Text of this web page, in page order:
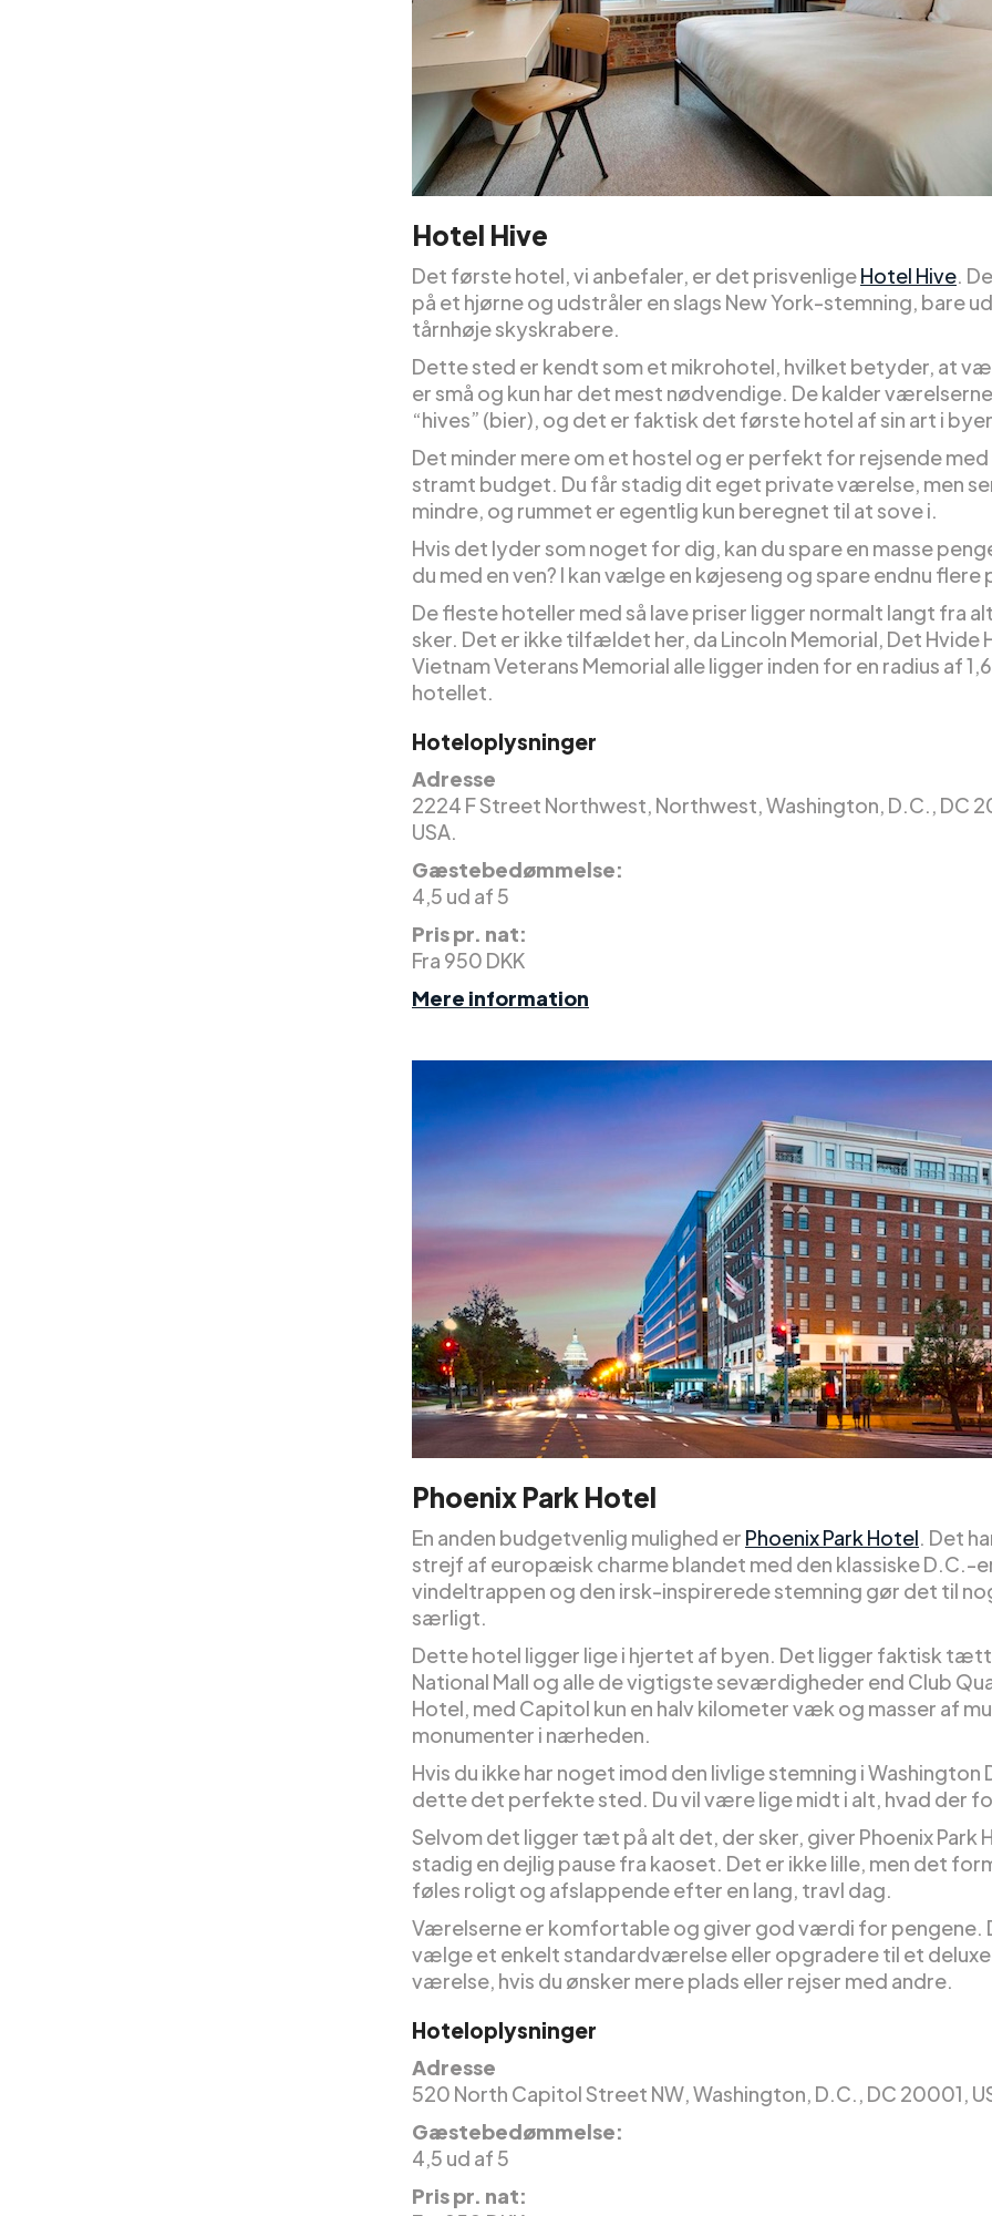
Hotel Hive
Det første hotel, vi anbefaler, er det prisvenligeHotel Hive.
på et hjørne og udstråler en slags New York-stemning, bare
tårnhøje skyskrabere.
Dette sted er kendt som et mikrohotel, hvilket betyder, at
er små og kun har det mest nødvendige. De kalder
“hives” (bier), og det er faktisk det første hotel af sin art i
Det minder mere om et hostel og er perfekt for rejsende
stramt budget. Du får stadig dit eget private værelse, men
mindre, og rummet er egentlig kun beregnet til at sove i.
Hvis det lyder som noget for dig, kan du spare en masse
du med en ven? I kan vælge en køjeseng og spare endnu flere
De fleste hoteller med så lave priser ligger normalt langt fra
sker. Det er ikke tilfældet her, da Lincoln Memorial, Det Hvide
Vietnam Veterans Memorial alle ligger inden for en radius af
hotellet.
Hoteloplysninger
Adresse
2224 F Street Northwest, Northwest, Washington, D.C., DC
USA.
Gæstebedømmelse:
4,5 ud af 5
Pris pr. nat:
Fra 950 DKK
Mere information
Phoenix Park Hotel
En anden budgetvenlig mulighed er Phoenix Park Hotel. Det
strejf af europæisk charme blandet med den klassiske D.C.-
vindeltrappen og den irsk-inspirerede stemning gør det til
særligt.
Dette hotel ligger lige i hjertet af byen. Det ligger faktisk
National Mall og alle de vigtigste seværdigheder end Club
Hotel, med Capitol kun en halv kilometer væk og masser af
monumenter i nærheden.
Hvis du ikke har noget imod den livlige stemning i Washington
dette det perfekte sted. Du vil være lige midt i alt, hvad der
Selvom det ligger tæt på alt det, der sker, giver Phoenix Park
stadig en dejlig pause fra kaoset. Det er ikke lille, men det
føles roligt og afslappende efter en lang, travl dag.
Værelserne er komfortable og giver god værdi for pengene.
vælge et enkelt standardværelse eller opgradere til et
værelse, hvis du ønsker mere plads eller rejser med andre.
Hoteloplysninger
Adresse
520 North Capitol Street NW, Washington, D.C., DC 20001,
Gæstebedømmelse:
4,5 ud af 5
Pris pr. nat: